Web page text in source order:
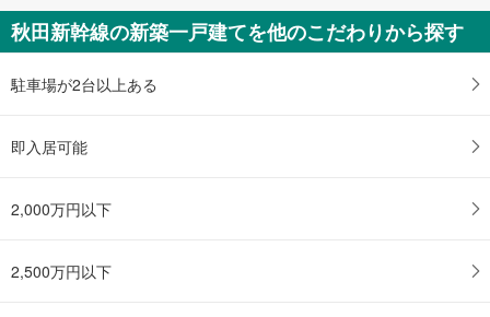
秋田新幹線の新築一戸建てを他のこだわりから探す
駐車場が2台以上ある
即入居可能
2,000万円以下
2,500万円以下